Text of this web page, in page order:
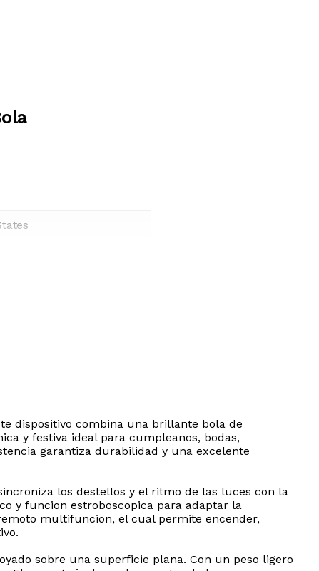
dispositivo combina una brillante bola de
y festiva ideal para cumpleanos, bodas,
garantiza durabilidad y una excelente
los destellos y el ritmo de las luces con la
y funcion estroboscopica para adaptar la
multifuncion, el cual permite encender,
sobre una superficie plana. Con un peso ligero